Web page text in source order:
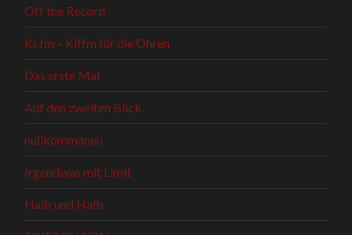
Off the Record
KI.fm – Kiffm für die Ohren
Das erste Mal
Auf den zweiten Blick
nullkommaneu
Irgendwas mit Limit
Halb und Halb